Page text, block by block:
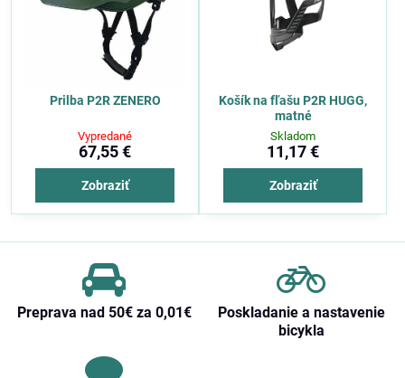
Prilba P2R ZENERO
Vypredané
67,55 €
Zobraziť
Košík na fľašu P2R HUGG,
matné
Skladom
11,17 €
Zobraziť
Preprava nad 50€ za 0,01€
Poskladanie a nastavenie
bicykla